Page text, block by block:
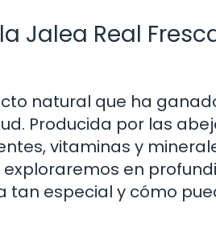
Jalea Real
natural que ha
Producida por las
vitaminas y
en
tan especial y cómo